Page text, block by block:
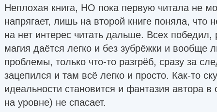
Неплохая книга, НО пока первую читала не
напрягает, лишь на второй книге поняла, что
на нет интерес читать дальше. Всех победил,
магия даётся легко и без зубрёжки и
проблемы, только что-то разгрёб, сразу за
зацепился и там всё легко и просто. Как-то
идеальности становится и фантазия автора в
на уровне) не спасает.